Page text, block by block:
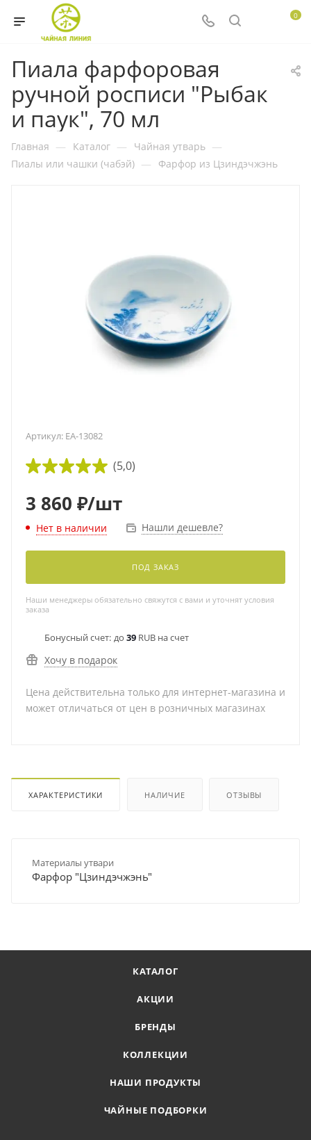
0
Пиала фарфоровая
ручной росписи "Рыбак
и паук", 70 мл
Главная — Каталог — Чайная утварь —
Пиалы или чашки (чабэй) — Фарфор из Цзиндэчжэнь
Артикул: EA-13082
(5,0)
3 860 ₽/шт
Нет в наличии Нашли дешевле?
ПОД ЗАКАЗ
Наши менеджеры обязательно свяжутся с вами и уточнят условия
заказа
Бонусный счет: до 39 RUB на счет
Хочу в подарок
Цена действительна только для интернет-магазина и
может отличаться от цен в розничных магазинах
ХАРАКТЕРИСТИКИ НАЛИЧИЕ ОТЗЫВЫ
Материалы утвари
Фарфор "Цзиндэчжэнь"
КАТАЛОГ
АКЦИИ
БРЕНДЫ
КОЛЛЕКЦИИ
НАШИ ПРОДУКТЫ
ЧАЙНЫЕ ПОДБОРКИ